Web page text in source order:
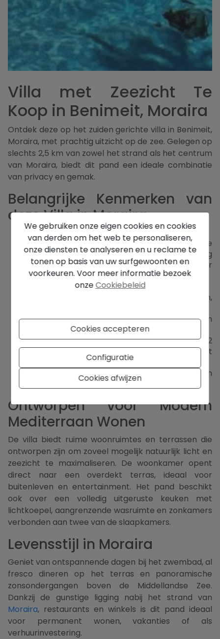
Villa met Zeezicht Te
Koop in Benimeit, Moraira
Ontdek deze op het zuiden gerichte villa in Benimeit,
Moraira, met prachtig uitzicht op de zee. Gelegen op
slechts 2,5 km van zowel het strand als het centrum
van Moraira, biedt dit pand een ideale combinatie
van privacy en gemak.
Belangrijke Kenmerken van
deze Villa in Moraira
Zuidgerichte ligging met panoramisch zeezicht
2 verdiepingen: 4 slaapkamers met en-suite
badkamers, woonkamer, eetkamer, volledig
uitgeruste keuken, aparte toiletruimte voor
gasten
Hoofdslaapkamer met privéterras en zeezicht
Grote nier-vormige zwembad met terrassen,
Tuin met garage en extra parkeerplaatsen
voor 2 auto’s
Aparte gastenappartement met 2
slaapkamers en kleine keuken, met
onafhankelijke ingang
Gas centrale verwarming, interne trappen en
elektrische poort
Ontworpen voor Modern
Mediterraan Wonen
De villa biedt ruime woonruimtes en terrassen die
ontworpen zijn om zoveel mogelijk natuurlijk licht en
zeezicht te maximaliseren. De woonkamer opent
direct naar een overdekt terras, ideaal voor
buitenleven en entertainment. Het pand beschikt
ook over een volledig uitgeruste keuken met
lichtkoepel, aangrenzende wasruimte en zonkamers
verbonden aan twee van de slaapkamers.
Levensstijl in Moraira
Geniet van ontspannende dagen bij het zwembad, al
fresco dineren op het terras en panoramische
zonsondergangen boven de Middellandse Zee.
Dankzij de gunstige ligging nabij het strand van
Moraira, restaurants en winkels is dit pand ideaal
voor permanent wonen, vakanties of als
verhuurinvestering.
We gebruiken onze eigen cookies en cookies
van derden om het web te personaliseren,
onze diensten te analyseren en u reclame te
tonen op basis van uw surfgewoonten en
voorkeuren. Voor meer informatie bezoek
onzeCookiebeleid
Cookies accepteren
Configuratie
Cookies afwijzen